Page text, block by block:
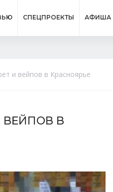
СПЕЦПРОЕКТЫ АФИША
и вейпов в Красноярье
В